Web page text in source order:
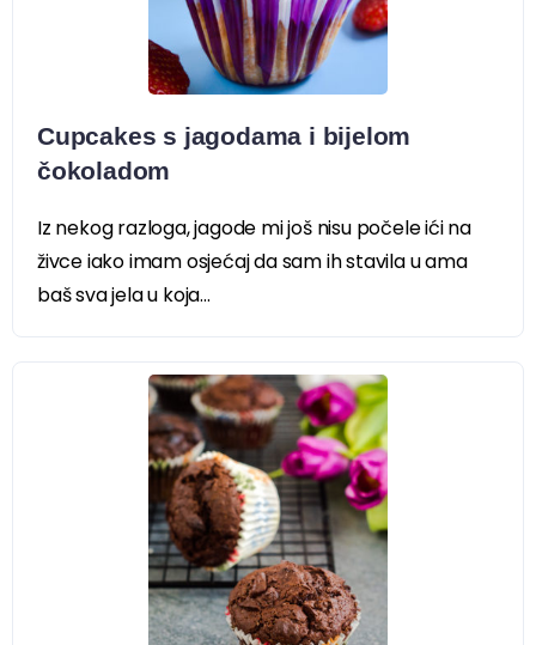
Cupcakes s jagodama i bijelom
čokoladom
Iz nekog razloga, jagode mi još nisu počele ići na
živce iako imam osjećaj da sam ih stavila u ama
baš sva jela u koja...